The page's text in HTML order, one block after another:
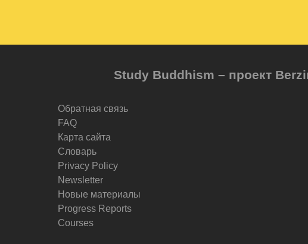
Study Buddhism – проект
Обратная связь
FAQ
Карта сайта
Словарь
Privacy Policy
Newsletter
Новые материалы
Progress Reports
Courses